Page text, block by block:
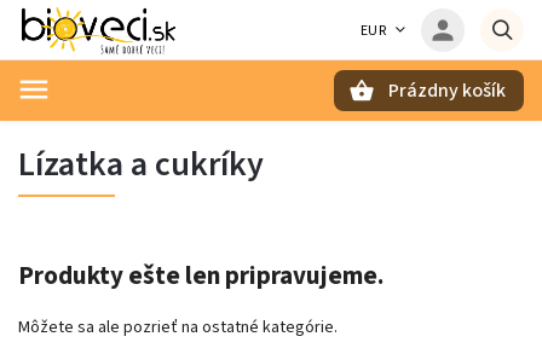
EUR
Prázdny košík
Lízatka a cukríky
Produkty ešte len pripravujeme.
Môžete sa ale pozrieť na ostatné kategórie.